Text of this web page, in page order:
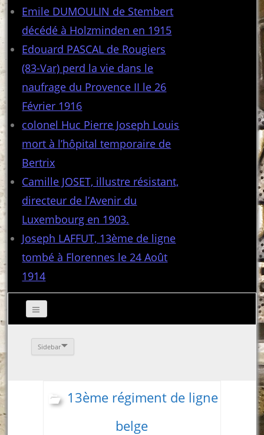
Emile DUMOULIN de Stembert
décédé à Holzminden en 1915
Edouard PASCAL de Rougiers
(83-Var) perd la vie dans le
naufrage du Provence II le 26
Février 1916
colonel Huc Pierre Joseph Louis
mort à l’hôpital temporaire de
Bertrix
Camille JOSET, illustre résistant,
directeur de l’Avenir du
Luxembourg en 1903.
Joseph LAFFUT, 13ème de ligne
tombé à Florennes le 24 Août
1914
Sidebar
13ème régiment de ligne
belge